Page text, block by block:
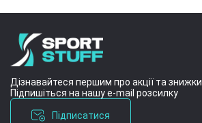
Дізнавайтеся першим про акції та знижки
Підпишіться на нашу e-mail розсилку
Підписатися